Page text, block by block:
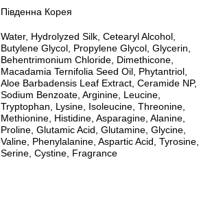
Південна Корея
Water, Hydrolyzed Silk, Cetearyl Alcohol,
Butylene Glycol, Propylene Glycol, Glycerin,
Behentrimonium Chloride, Dimethicone,
Macadamia Ternifolia Seed Oil, Phytantriol,
Aloe Barbadensis Leaf Extract, Ceramide NP,
Sodium Benzoate, Arginine, Leucine,
Tryptophan, Lysine, Isoleucine, Threonine,
Methionine, Histidine, Asparagine, Alanine,
Proline, Glutamic Acid, Glutamine, Glycine,
Valine, Phenylalanine, Aspartic Acid, Tyrosine,
Serine, Cystine, Fragrance